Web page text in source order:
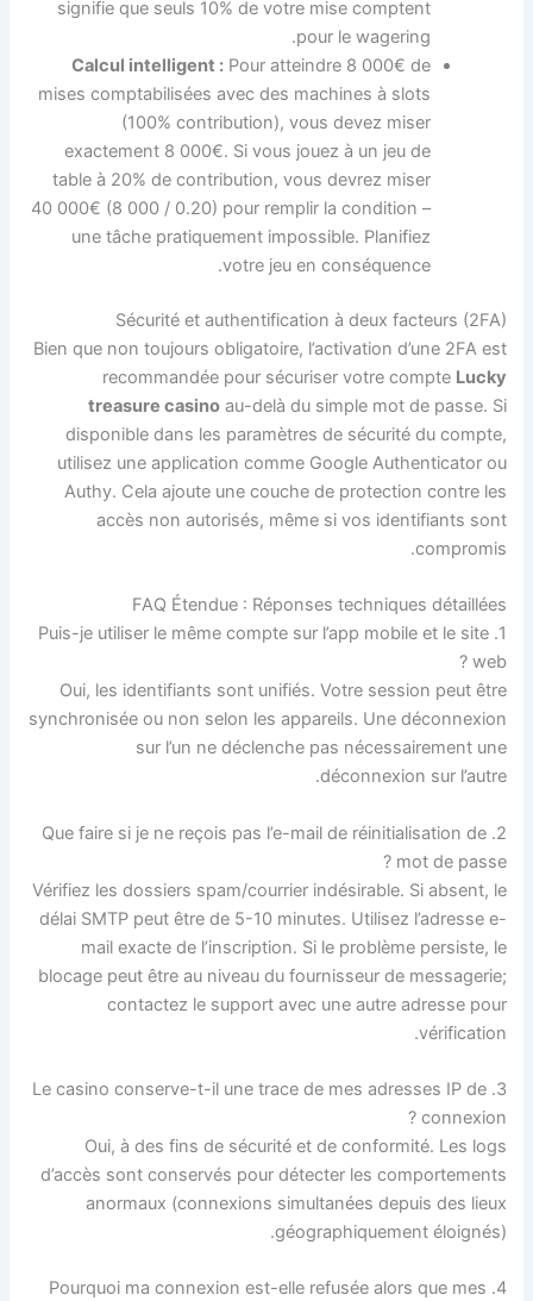
signifie que seuls 10% de votre mise comptent
pour le wagering.
Calcul intelligent :Pour atteindre 8 000€ de
mises comptabilisées avec des machines à slots
(100% contribution), vous devez miser
exactement 8 000€. Si vous jouez à un jeu de
table à 20% de contribution, vous devrez miser
40 000€ (8 000 / 0.20) pour remplir la condition –
une tâche pratiquement impossible. Planifiez
votre jeu en conséquence.
Sécurité et authentification à deux facteurs (2FA)
Bien que non toujours obligatoire, l’activation d’une 2FA est
recommandée pour sécuriser votre compte Lucky
treasure casinoau-delà du simple mot de passe. Si
disponible dans les paramètres de sécurité du compte,
utilisez une application comme Google Authenticator ou
Authy. Cela ajoute une couche de protection contre les
accès non autorisés, même si vos identifiants sont
compromis.
FAQ Étendue : Réponses techniques détaillées
1. Puis-je utiliser le même compte sur l’app mobile et le site
web ?
Oui, les identifiants sont unifiés. Votre session peut être
synchronisée ou non selon les appareils. Une déconnexion
sur l’un ne déclenche pas nécessairement une
déconnexion sur l’autre.
2. Que faire si je ne reçois pas l’e-mail de réinitialisation de
mot de passe ?
Vérifiez les dossiers spam/courrier indésirable. Si absent, le
délai SMTP peut être de 5-10 minutes. Utilisez l’adresse e-
mail exacte de l’inscription. Si le problème persiste, le
blocage peut être au niveau du fournisseur de messagerie;
contactez le support avec une autre adresse pour
vérification.
3. Le casino conserve-t-il une trace de mes adresses IP de
connexion ?
Oui, à des fins de sécurité et de conformité. Les logs
d’accès sont conservés pour détecter les comportements
anormaux (connexions simultanées depuis des lieux
géographiquement éloignés).
4. Pourquoi ma connexion est-elle refusée alors que mes